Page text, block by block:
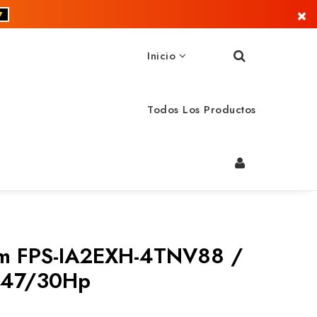
×
Inicio
Todos Los Productos
FPS-IA2EXH-4TNV88 /
30Hp